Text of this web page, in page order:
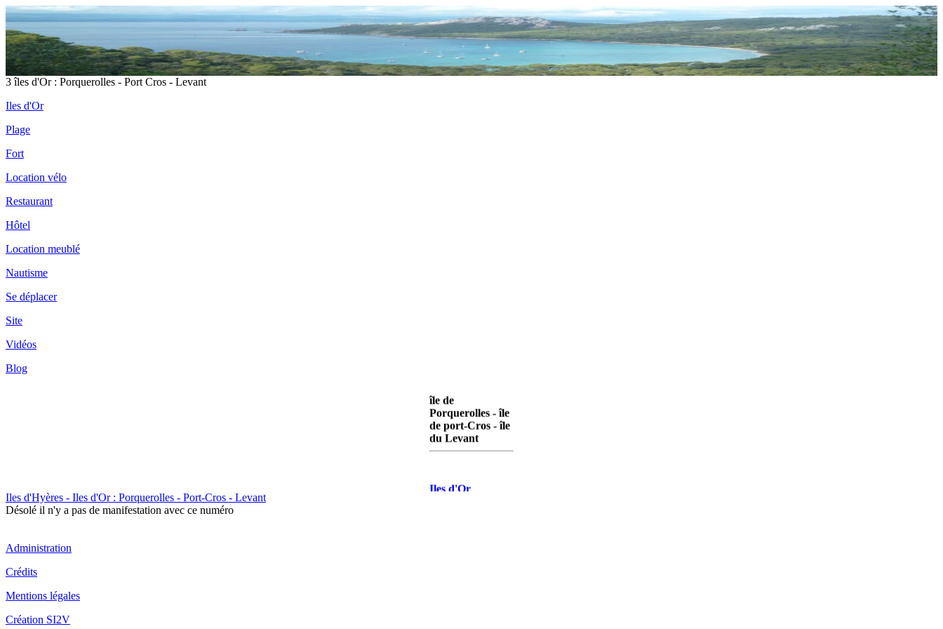
3 îles d'Or : Porquerolles - Port Cros - Levant
Iles d'Or
Plage
Fort
Location vélo
Restaurant
Hôtel
Location meublé
Nautisme
Se déplacer
Site
Vidéos
Blog
île de
Porquerolles - île
de port-Cros - île
du Levant
Iles d'Or
Iles d'Hyères - Iles d'Or : Porquerolles - Port-Cros - Levant
Désolé il n'y a pas de manifestation avec ce numéro
Administration
Crédits
Mentions légales
Création SI2V